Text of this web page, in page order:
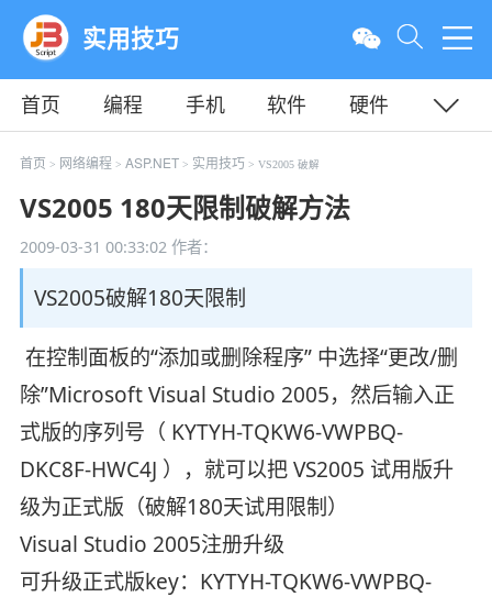
实用技巧
首页 编程 手机 软件
硬件
教程
平面 服务器
首页 > 网络编程 > ASP.NET > 实用技巧 > VS2005 破解
VS2005 180天限制破解方法
2009-03-31 00:33:02作者：
VS2005破解180天限制
在控制面板的“添加或删除程序” 中选择“更改/删
除”Microsoft Visual Studio 2005，然后输入正
式版的序列号（ KYTYH-TQKW6-VWPBQ-
DKC8F-HWC4J ），就可以把 VS2005 试用版升
级为正式版（破解180天试用限制）
Visual Studio 2005注册升级
可升级正式版key：KYTYH-TQKW6-VWPBQ-